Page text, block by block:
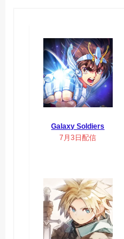
Galaxy Soldiers
7月3日配信